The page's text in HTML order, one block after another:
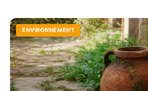
ENVIRONNEMENT